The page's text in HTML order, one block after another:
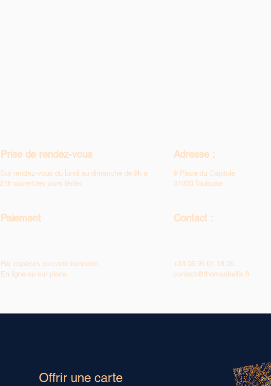
Prise de rendez-vous
Sur rendez-vous du lundi au dimanche de 9h à
21h ouvert les jours fériés
Adresse :
9 Place du Capitole
31000 Toulouse
Paiement Contact :
Par espèces ou carte bancaire.
En ligne ou sur place.
+33 06 95 01 18 06
contact@thomasbellis.fr
Offrir une carte